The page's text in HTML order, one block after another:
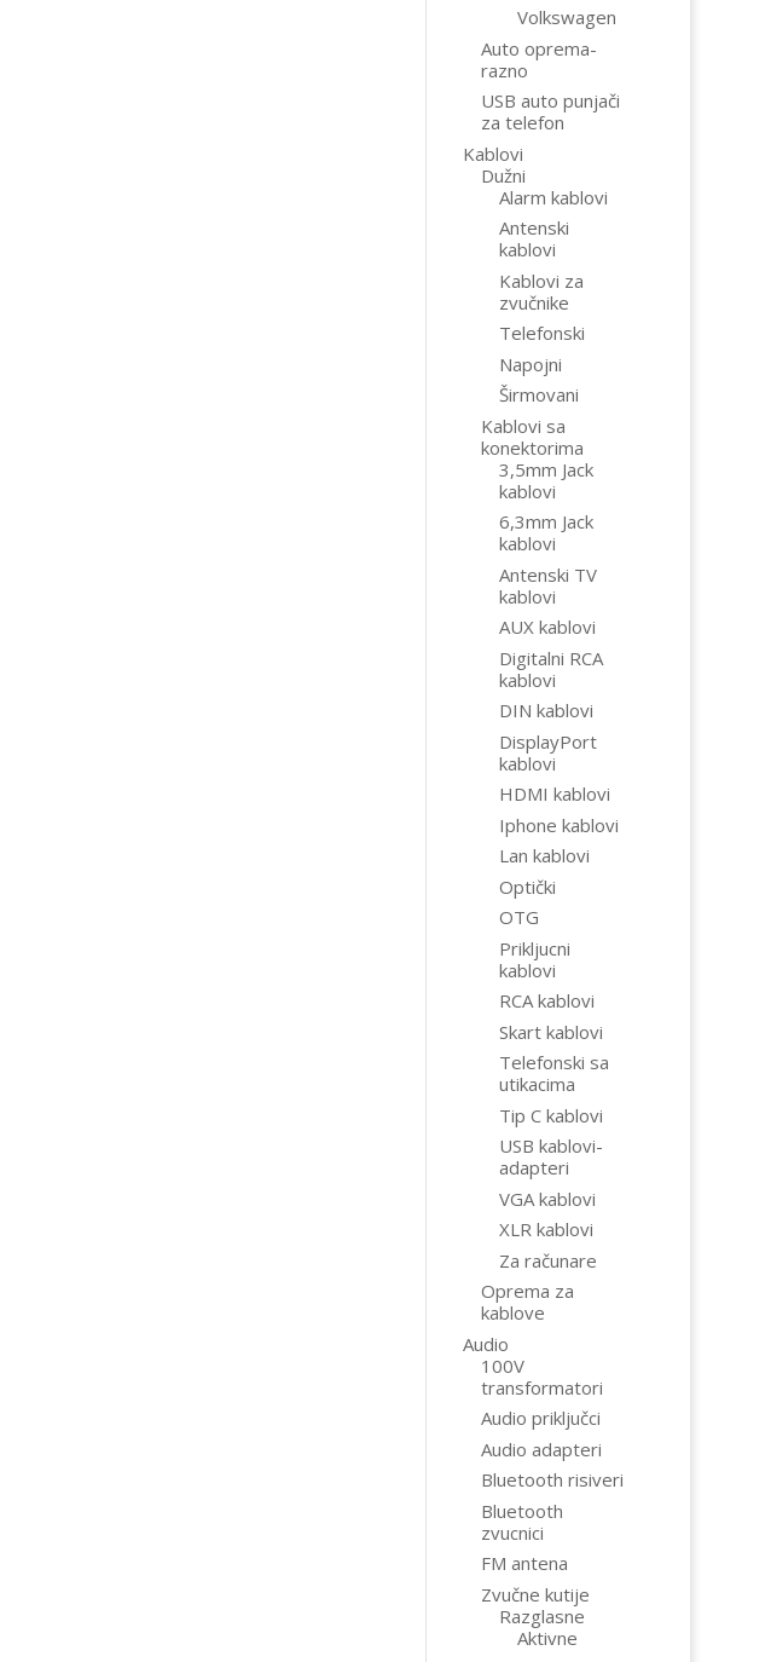
Volkswagen
Auto oprema-
razno
USB auto punjači
za telefon
Kablovi
Dužni
Alarm kablovi
Antenski
kablovi
Kablovi za
zvučnike
Telefonski
Napojni
Širmovani
Kablovi sa
konektorima
3,5mm Jack
kablovi
6,3mm Jack
kablovi
Antenski TV
kablovi
AUX kablovi
Digitalni RCA
kablovi
DIN kablovi
DisplayPort
kablovi
HDMI kablovi
Iphone kablovi
Lan kablovi
Optički
OTG
Prikljucni
kablovi
RCA kablovi
Skart kablovi
Telefonski sa
utikacima
Tip C kablovi
USB kablovi-
adapteri
VGA kablovi
XLR kablovi
Za računare
Oprema za
kablove
Audio
100V
transformatori
Audio priključci
Audio adapteri
Bluetooth risiveri
Bluetooth
zvucnici
FM antena
Zvučne kutije
Razglasne
Aktivne